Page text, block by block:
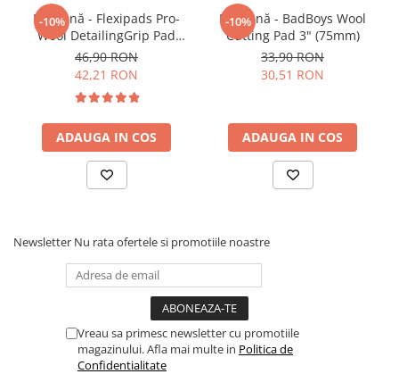
Caracteristici:
- pentru maşini orbitale
- burete şi velcro de calitate
- dimensiuni: velcro 150mm / contact la suprafață
- grosime 25mm
-10%
Pad lână - Flexipads Pro-
Wool DetailingGrip Pad
135mm
46,90 RON
42,21 RON
ADAUGA IN COS
-10%
Pad lână - BadBoys Wool
Cutting Pad 3" (75mm)
33,90 RON
30,51 RON
ADAUGA IN COS
Newsletter Nu rata ofertele si promotiile noastre
Vreau sa primesc newsletter cu promotiile
magazinului. Afla mai multe in Politica de
Confidentialitate